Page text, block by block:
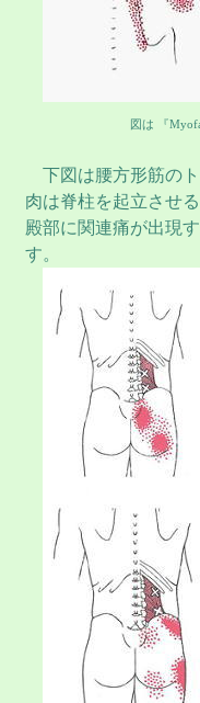
図は 『
下図は腰方形筋の
肉は脊柱を起立させ
殿部に関連痛が出現
す。